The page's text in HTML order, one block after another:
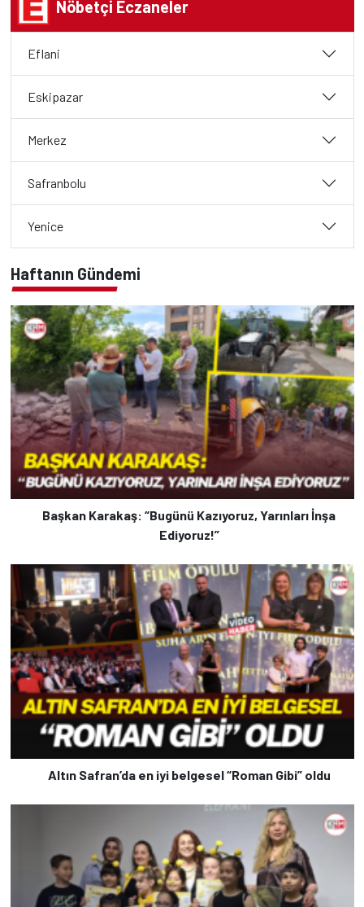
Nöbetçi Eczaneler
Eflani
Eskipazar
Merkez
Safranbolu
Yenice
Haftanın Gündemi
Başkan Karakaş: “Bugünü Kazıyoruz, Yarınları İnşa
Ediyoruz!”
Altın Safran’da en iyi belgesel “Roman Gibi” oldu